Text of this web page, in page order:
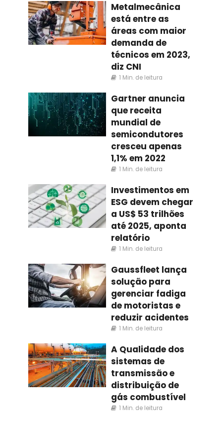
Metalmecânica
está entre as
áreas com maior
demanda de
técnicos em 2023,
diz CNI
1 Min. de leitura
Gartner anuncia
que receita
mundial de
semicondutores
cresceu apenas
1,1% em 2022
1 Min. de leitura
Investimentos em
ESG devem chegar
a US$ 53 trilhões
até 2025, aponta
relatório
1 Min. de leitura
Gaussfleet lança
solução para
gerenciar fadiga
de motoristas e
reduzir acidentes
1 Min. de leitura
A Qualidade dos
sistemas de
transmissão e
distribuição de
gás combustível
1 Min. de leitura